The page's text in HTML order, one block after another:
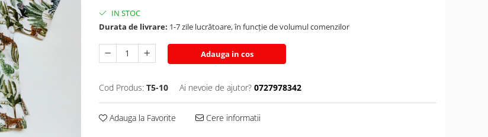
IN STOC
Durata de livrare: 1-7 zile lucrătoare, în funcție de volumul comenzilor
Adauga in cos
Cod Produs: T5-10 Ai nevoie de ajutor? 0727978342
Adauga la Favorite Cere informatii